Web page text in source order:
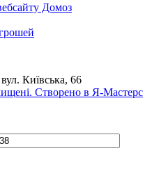
Домоз
Київська, 66
Створено в Я-Мастерс